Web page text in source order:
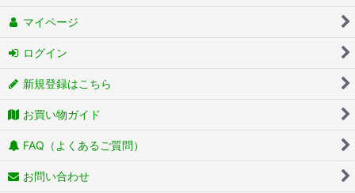
マイページ
ログイン
新規登録はこちら
お買い物ガイド
FAQ（よくあるご質問）
お問い合わせ